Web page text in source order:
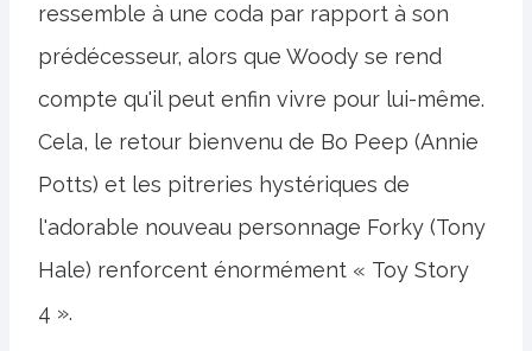
ressemble à une coda par rapport à son
prédécesseur, alors que Woody se rend
compte qu'il peut enfin vivre pour lui-même.
Cela, le retour bienvenu de Bo Peep (Annie
Potts) et les pitreries hystériques de
l'adorable nouveau personnage Forky (Tony
Hale) renforcent énormément « Toy Story
4 ».